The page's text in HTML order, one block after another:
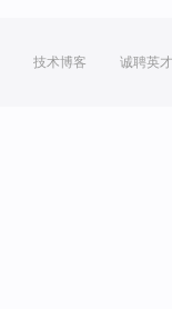
技术博客 诚聘英才